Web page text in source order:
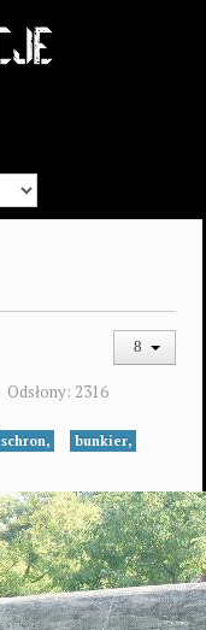
Odsłony: 2316
schron,
bunkier,